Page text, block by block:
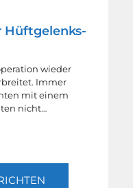
Hüftgelenks-
wieder
Immer
mit einem
nicht…